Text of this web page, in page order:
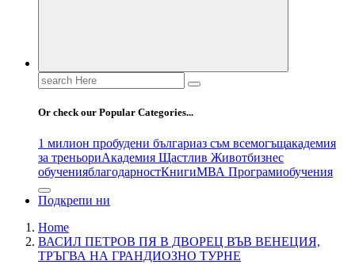
Search
for:
Or check our Popular Categories...
1 милион пробудени българиаз съм всемогъщакадемия
за треньориАкадемия Щастлив Животбизнес
обученияблагодарностКнигиМВА Програмиобучения
Подкрепи ни
Home
ВАСИЛ ПЕТРОВ ПЯ В ДВОРЕЦ ВЪВ ВЕНЕЦИЯ,
ТРЪГВА НА ГРАНДИОЗНО ТУРНЕ